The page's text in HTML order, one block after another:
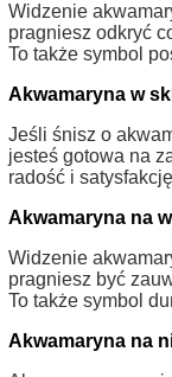
Widzenie
pragniesz odkryć
To także symbol
Akwamaryna w
Jeśli śnisz o
jesteś gotowa na
radość i
Akwamaryna na
Widzenie
pragniesz być
To także symbol
Akwamaryna na